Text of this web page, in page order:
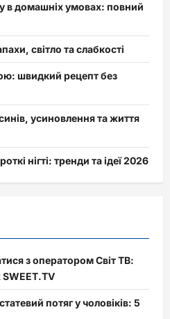
в домашніх умовах: повний
світло та слабкості
швидкий рецепт без
усиновлення та життя
нігті: тренди та ідеї 2026
з оператором Світ ТВ:
SWEET.TV
потяг у чоловіків: 5